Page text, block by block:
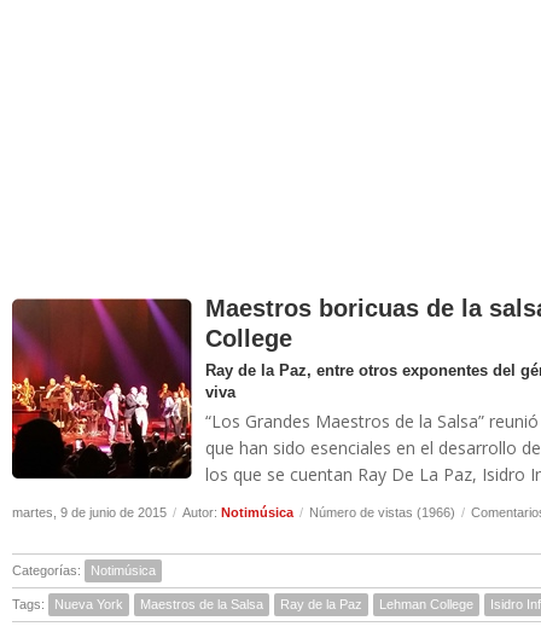
Maestros boricuas de la
College
Ray de la Paz, entre otros exponentes del
viva
“Los Grandes Maestros de la Salsa”
que han sido esenciales en el desarrollo
los que se cuentan Ray De La Paz, Isidro
martes, 9 de junio de 2015 / Autor: Notimúsica / Número de vistas (1966) /
Categorías: Notimúsica
Tags: Nueva York Maestros de la Salsa Ray de la Paz Lehman College Isidro